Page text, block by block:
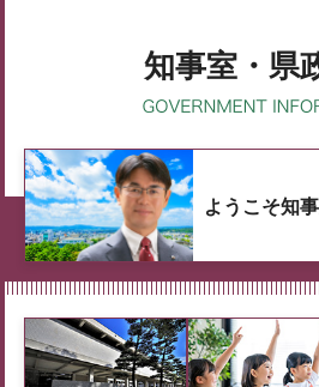
知事室・県
ようこそ知